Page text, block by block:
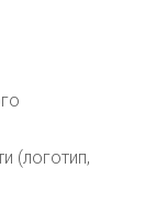
(логотип,